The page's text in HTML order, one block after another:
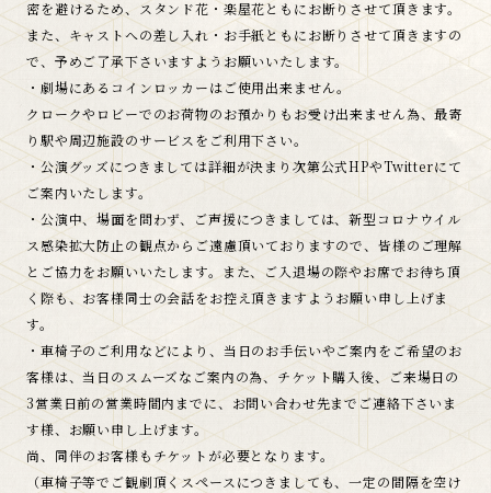
密を避けるため、スタンド花・楽屋花ともにお断りさせて頂きます。
また、キャストへの差し入れ・お手紙ともにお断りさせて頂きますの
で、予めご了承下さいますようお願いいたします。
・劇場にあるコインロッカーはご使用出来ません。
クロークやロビーでのお荷物のお預かりもお受け出来ません為、最寄
り駅や周辺施設のサービスをご利用下さい。
・公演グッズにつきましては詳細が決まり次第公式HPやTwitterにて
ご案内いたします。
・公演中、場面を問わず、ご声援につきましては、新型コロナウイル
ス感染拡大防止の観点からご遠慮頂いておりますので、皆様のご理解
とご協力をお願いいたします。また、ご入退場の際やお席でお待ち頂
く際も、お客様同士の会話をお控え頂きますようお願い申し上げま
す。
・車椅子のご利用などにより、当日のお手伝いやご案内をご希望のお
客様は、当日のスムーズなご案内の為、チケット購入後、ご来場日の
3営業日前の営業時間内までに、お問い合わせ先までご連絡下さいま
す様、お願い申し上げます。
尚、同伴のお客様もチケットが必要となります。
（車椅子等でご観劇頂くスペースにつきましても、一定の間隔を空け